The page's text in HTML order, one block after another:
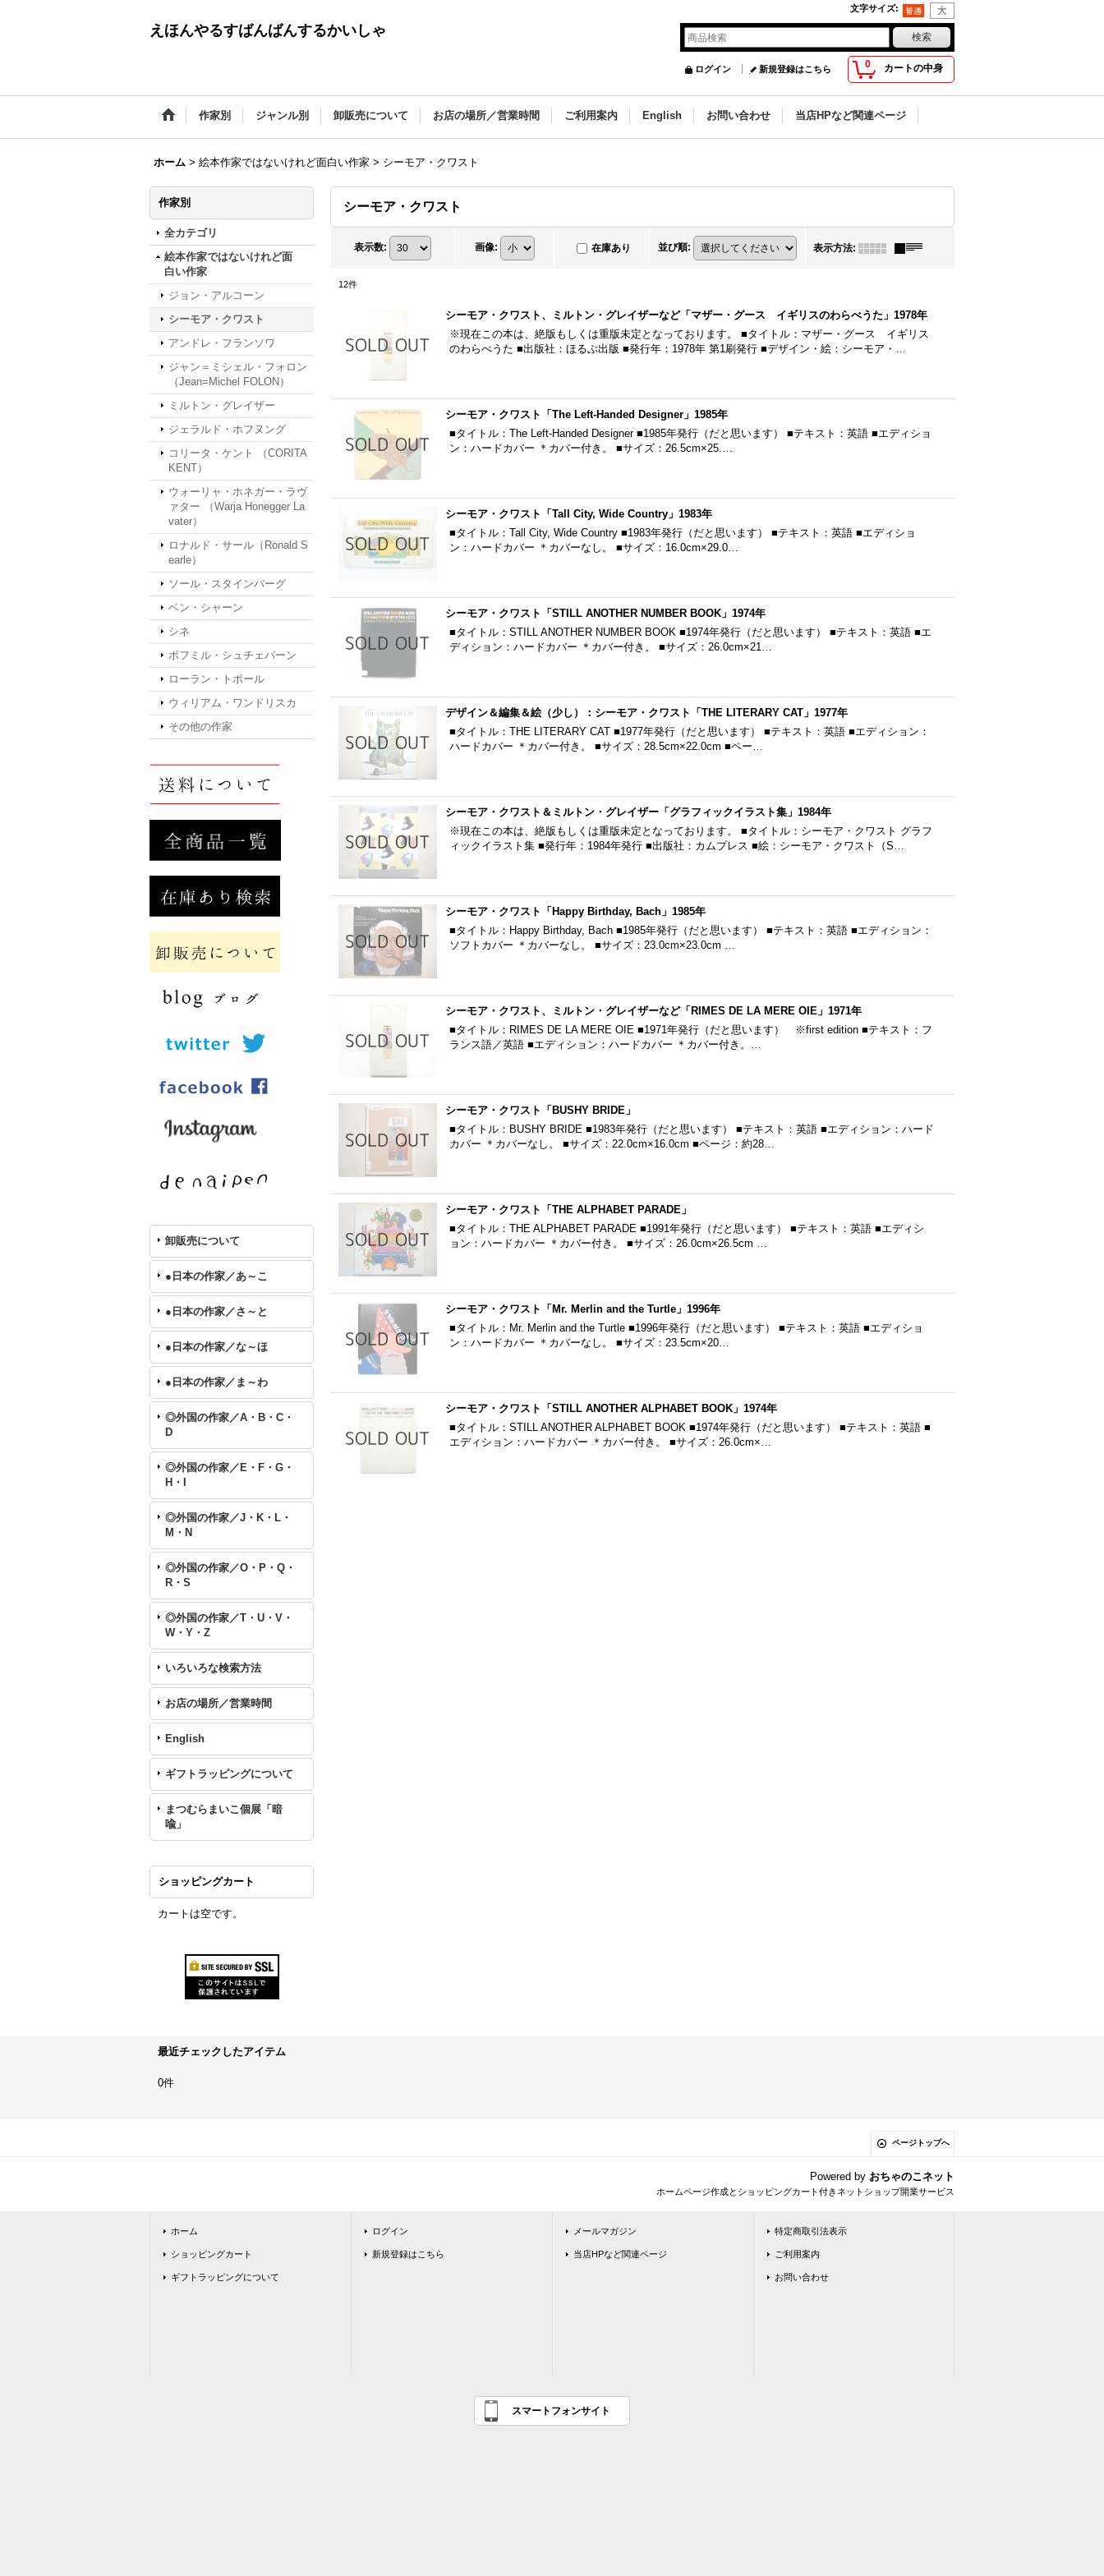
文字サイズ:
えほんやるすばんばんするかいしゃ
0 カートの中身
ログイン 新規登録はこちら
作家別 ジャンル別 卸販売について お店の場所／営業時間 ご利用案内 English お問い合わせ 当店HPなど関連ページ
ホーム > 絵本作家ではないけれど面白い作家 > シーモア・クワスト
作家別
全カテゴリ
絵本作家ではないけれど面
白い作家
ジョン・アルコーン
シーモア・クワスト
アンドレ・フランソワ
ジャン＝ミシェル・フォロン
（Jean=Michel FOLON）
ミルトン・グレイザー
ジェラルド・ホフヌング
コリータ・ケント （CORITA
KENT）
ウォーリャ・ホネガー・ラヴ
ァター （Warja Honegger La
vater）
ロナルド・サール（Ronald S
earle）
ソール・スタインバーグ
ベン・シャーン
シネ
ボフミル・シュチェパーン
ローラン・トポール
ウィリアム・ワンドリスカ
その他の作家
卸販売について
●日本の作家／あ～こ
●日本の作家／さ～と
●日本の作家／な～ほ
●日本の作家／ま～わ
◎外国の作家／A・B・C・
D
◎外国の作家／E・F・G・
H・I
◎外国の作家／J・K・L・
M・N
◎外国の作家／O・P・Q・
R・S
◎外国の作家／T・U・V・
W・Y・Z
いろいろな検索方法
お店の場所／営業時間
English
ギフトラッピングについて
まつむらまいこ個展「暗
喩」
ショッピングカート
カートは空です。
シーモア・クワスト
表示数: 画像: 在庫あり 並び順: 表示方法:
12件
シーモア・クワスト、ミルトン・グレイザーなど「マザー・グース イギリスのわらべうた」1978年
※現在この本は、絶版もしくは重版未定となっております。 ■タイトル：マザー・グース イギリス
のわらべうた ■出版社：ほるぷ出版 ■発行年：1978年 第1刷発行 ■デザイン・絵：シーモア・…
シーモア・クワスト「The Left-Handed Designer」1985年
■タイトル：The Left-Handed Designer ■1985年発行（だと思います） ■テキスト：英語 ■エディショ
ン：ハードカバー ＊カバー付き。 ■サイズ：26.5cm×25.…
シーモア・クワスト「Tall City, Wide Country」1983年
■タイトル：Tall City, Wide Country ■1983年発行（だと思います） ■テキスト：英語 ■エディショ
ン：ハードカバー ＊カバーなし。 ■サイズ：16.0cm×29.0…
シーモア・クワスト「STILL ANOTHER NUMBER BOOK」1974年
■タイトル：STILL ANOTHER NUMBER BOOK ■1974年発行（だと思います） ■テキスト：英語 ■エ
ディション：ハードカバー ＊カバー付き。 ■サイズ：26.0cm×21…
デザイン＆編集＆絵（少し）：シーモア・クワスト「THE LITERARY CAT」1977年
■タイトル：THE LITERARY CAT ■1977年発行（だと思います） ■テキスト：英語 ■エディション：
ハードカバー ＊カバー付き。 ■サイズ：28.5cm×22.0cm ■ペー…
シーモア・クワスト＆ミルトン・グレイザー「グラフィックイラスト集」1984年
※現在この本は、絶版もしくは重版未定となっております。 ■タイトル：シーモア・クワスト グラフ
ィックイラスト集 ■発行年：1984年発行 ■出版社：カムプレス ■絵：シーモア・クワスト（S…
シーモア・クワスト「Happy Birthday, Bach」1985年
■タイトル：Happy Birthday, Bach ■1985年発行（だと思います） ■テキスト：英語 ■エディション：
ソフトカバー ＊カバーなし。 ■サイズ：23.0cm×23.0cm …
シーモア・クワスト、ミルトン・グレイザーなど「RIMES DE LA MERE OIE」1971年
■タイトル：RIMES DE LA MERE OIE ■1971年発行（だと思います） ※first edition ■テキスト：フ
ランス語／英語 ■エディション：ハードカバー ＊カバー付き。…
シーモア・クワスト「BUSHY BRIDE」
■タイトル：BUSHY BRIDE ■1983年発行（だと思います） ■テキスト：英語 ■エディション：ハード
カバー ＊カバーなし。 ■サイズ：22.0cm×16.0cm ■ページ：約28…
シーモア・クワスト「THE ALPHABET PARADE」
■タイトル：THE ALPHABET PARADE ■1991年発行（だと思います） ■テキスト：英語 ■エディシ
ョン：ハードカバー ＊カバー付き。 ■サイズ：26.0cm×26.5cm …
シーモア・クワスト「Mr. Merlin and the Turtle」1996年
■タイトル：Mr. Merlin and the Turtle ■1996年発行（だと思います） ■テキスト：英語 ■エディショ
ン：ハードカバー ＊カバーなし。 ■サイズ：23.5cm×20…
シーモア・クワスト「STILL ANOTHER ALPHABET BOOK」1974年
■タイトル：STILL ANOTHER ALPHABET BOOK ■1974年発行（だと思います） ■テキスト：英語 ■
エディション：ハードカバー ＊カバー付き。 ■サイズ：26.0cm×…
最近チェックしたアイテム
0件
ページトップへ
Powered by おちゃのこネット
ホームページ作成とショッピングカート付きネットショップ開業サービス
ホーム
ショッピングカート
ギフトラッピングについて
ログイン
新規登録はこちら
メールマガジン
当店HPなど関連ページ
特定商取引法表示
ご利用案内
お問い合わせ
スマートフォンサイト